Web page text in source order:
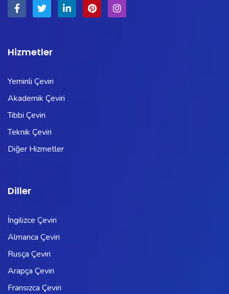
Hizmetler
Yeminli Çeviri
Akademik Çeviri
Tıbbi Çeviri
Teknik Çeviri
Diğer Hizmetler
Diller
İngilizce Çeviri
Almanca Çeviri
Rusça Çeviri
Arapça Çeviri
Fransızca Çeviri